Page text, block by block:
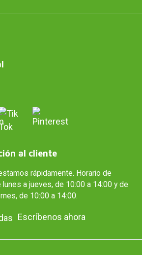
al cliente
rápidamente. Horario de
lunes a jueves, de 10:00 a 14:00 y de
de 10:00 a 14:00.
Escríbenos ahora